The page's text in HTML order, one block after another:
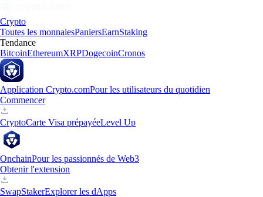
Crypto
Toutes les monnaiesPaniersEarnStaking
Tendance
BitcoinEthereumXRPDogecoinCronos
Application Crypto.comPour les utilisateurs du quotidien
Commencer
CryptoCarte Visa prépayéeLevel Up
OnchainPour les passionnés de Web3
Obtenir l'extension
SwapStakerExplorer les dApps